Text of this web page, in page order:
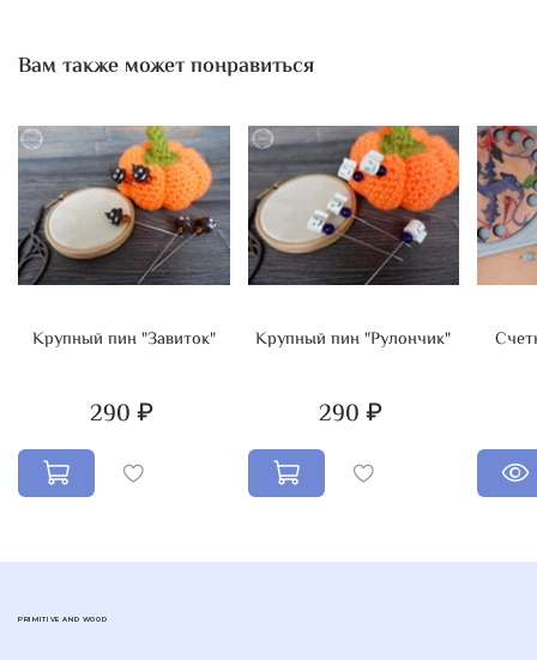
Вам также может понравиться
Крупный пин "Завиток"
290 ₽
Крупный пин "Рулончик"
290 ₽
PRIMITIVE AND WOOD